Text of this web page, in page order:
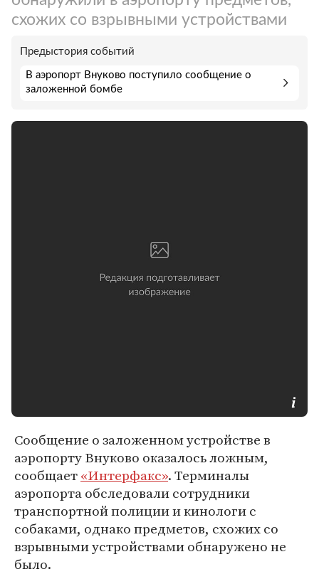
схожих со взрывными устройствами
Предыстория событий
В аэропорт Внуково поступило сообщение о
заложенной бомбе
Сообщение о заложенном устройстве в
аэропорту Внуково оказалось ложным,
сообщает«Интерфакс». Терминалы
аэропорта обследовали сотрудники
транспортной полиции и кинологи с
собаками, однако предметов, схожих со
взрывными устройствами обнаружено не
было.